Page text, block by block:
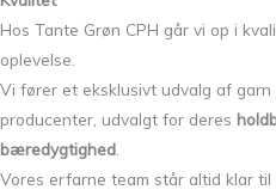
Hos Tante Grøn CPH går vi op i
oplevelse.
Vi fører et eksklusivt udvalg af
producenter, udvalgt for deres
bæredygtighed
Vores erfarne team står altid klar